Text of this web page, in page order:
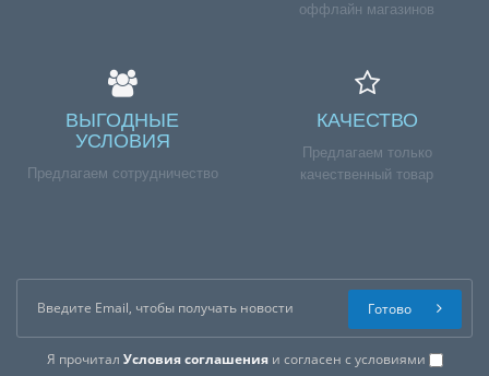
оффлайн магазинов
ВЫГОДНЫЕ
УСЛОВИЯ
Предлагаем сотрудничество
КАЧЕСТВО
Предлагаем только
качественный товар
Я прочитал Условия соглашенияи согласен с условиями
Готово